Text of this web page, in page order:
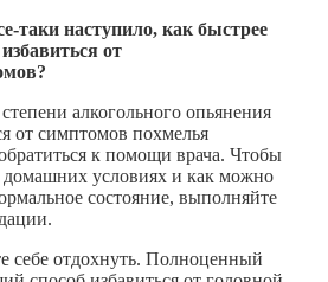
таки наступило, как быстрее
от
алкогольного опьянения
от симптомов похмелья
к помощи врача. Чтобы
домашних условиях и как можно
состояние, выполняйте
себе отдохнуть. Полноценный